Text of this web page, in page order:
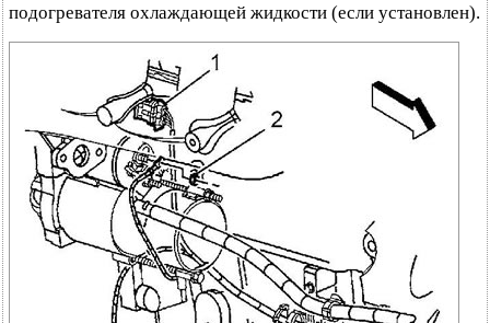
подогревателя охлаждающей жидкости (если установлен).